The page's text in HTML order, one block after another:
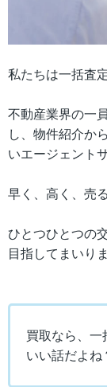
私たちは一括査
不動産業界の一
し、物件紹介か
いエージェント
早く、高く、売
ひとつひとつの
目指してまいりま
買取なら、一
いい話だよね